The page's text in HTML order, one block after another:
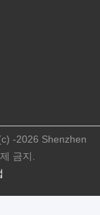
-2026 Shenzhen
금지.